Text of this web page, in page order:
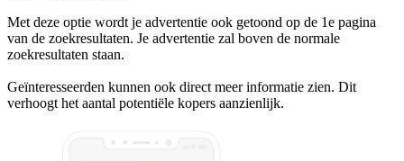
Met deze optie wordt je advertentie ook getoond op de 1e pagina
van de zoekresultaten. Je advertentie zal boven de normale
zoekresultaten staan.
Geïnteresseerden kunnen ook direct meer informatie zien. Dit
verhoogt het aantal potentiële kopers aanzienlijk.